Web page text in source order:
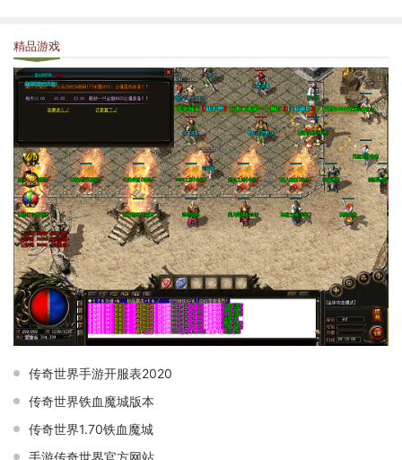
精品游戏
传奇世界手游开服表2020
传奇世界铁血魔城版本
传奇世界1.70铁血魔城
手游传奇世界官方网站